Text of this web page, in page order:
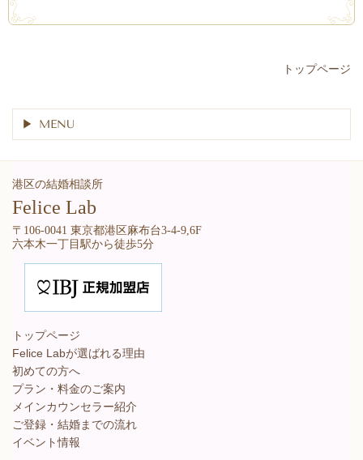
トップページ
MENU
港区の結婚相談所
Felice Lab
〒106-0041 東京都港区麻布台3-4-9,6F
六本木一丁目駅から徒歩5分
トップページ
Felice Labが選ばれる理由
初めての方へ
プラン・料金のご案内
メインカウンセラー紹介
ご登録・結婚までの流れ
イベント情報